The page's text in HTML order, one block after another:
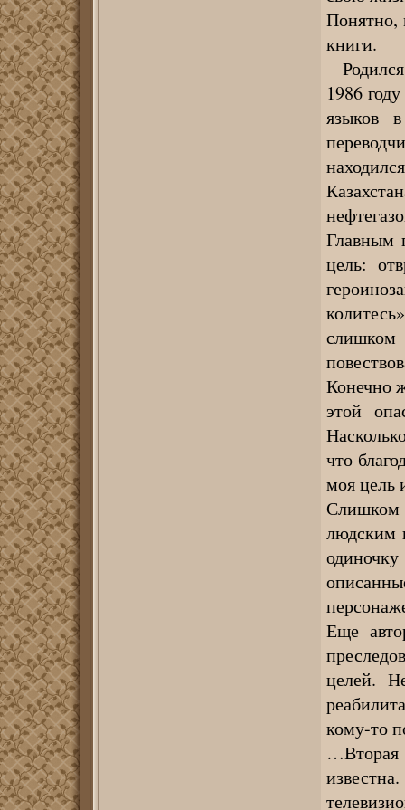
Понятно,
книги.
–
1986
языков
Главным
цель:
слишком
Конечно
этой
что
моя цель
Слишком
людским
Еще
целей.
кому-то